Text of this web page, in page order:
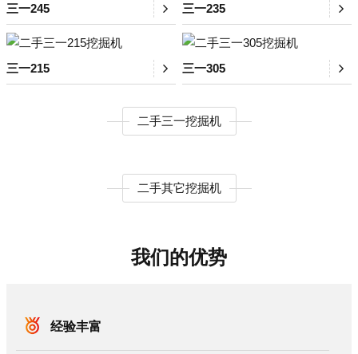
三一245 三一235
三一215 三一305
二手三一挖掘机
二手其它挖掘机
我们的优势
经验丰富